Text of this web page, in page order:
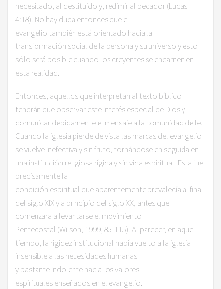
necesitado, al destituido y, redimir al pecador (Lucas
4:18). No hay duda entonces que el
evangelio también está orientado hacia la
transformación social de la persona y su universo y esto
sólo será posible cuando los creyentes se encarnen en
esta realidad.
​Entonces, aquellos que interpretan al texto bíblico
tendrán que observar este interés especial de Dios y
comunicar debidamente el mensaje a la comunidad de fe.
Cuando la iglesia pierde de vista las marcas del evangelio
se vuelve inefectiva y sin fruto, tornándose en seguida en
una institución religiosa rígida y sin vida espiritual. Esta fue
precisamente la
condición espiritual que aparentemente prevalecía al final
del siglo XIX y a principio del siglo XX, antes que
comenzara a levantarse el movimiento
Pentecostal (Wilson, 1999, 85-115). Al parecer, en aquel
tiempo, la rigidez institucional había vuelto a la iglesia
insensible a las necesidades humanas
y bastante indolente hacia los valores
espirituales enseñados en el evangelio.